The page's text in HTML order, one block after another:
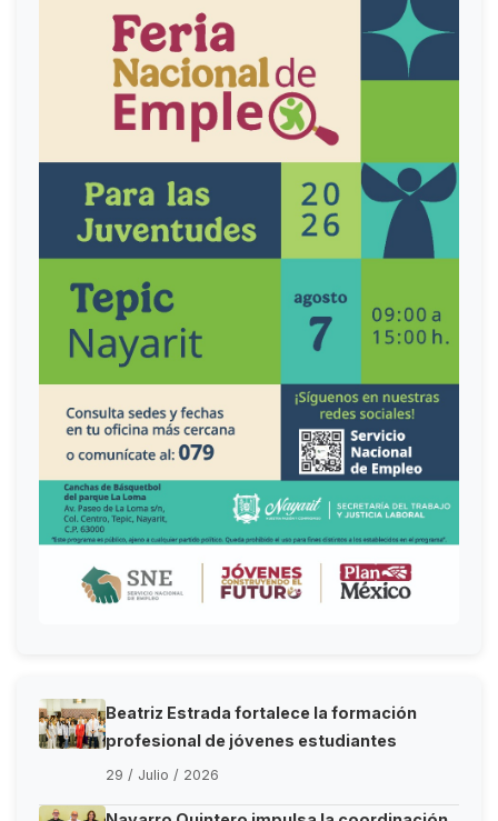
Beatriz Estrada fortalece la formación
profesional de jóvenes estudiantes
29 / Julio / 2026